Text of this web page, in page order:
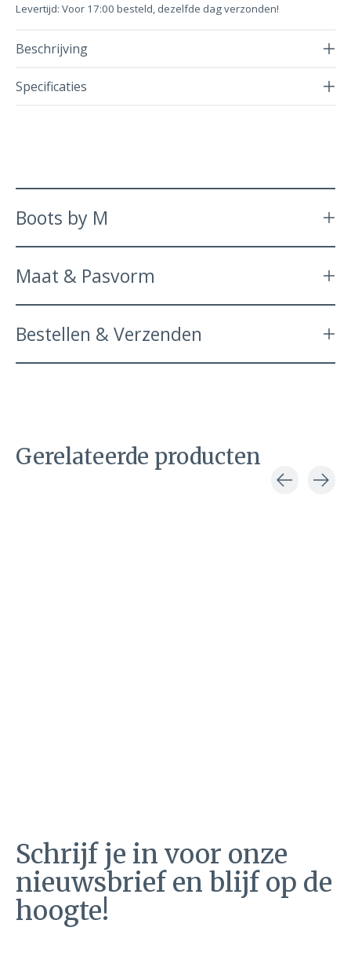
Levertijd: Voor 17:00 besteld, dezelfde dag verzonden!
Beschrijving
Specificaties
Boots by M
Maat & Pasvorm
Bestellen & Verzenden
Gerelateerde producten
Schrijf je in voor onze
nieuwsbrief en blijf op de
hoogte!